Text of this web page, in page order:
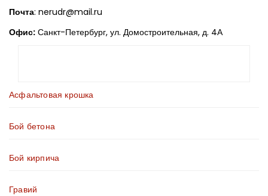
Почта: nerudr@mail.ru
Офис: Санкт-Петербург, ул. Домостроительная, д. 4А
Асфальтовая крошка
Бой бетона
Бой кирпича
Гравий